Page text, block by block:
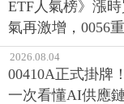
ETF人氣榜》漲
氣再激增，0056
2026.08.04
00410A正式掛牌
一次看懂AI供應